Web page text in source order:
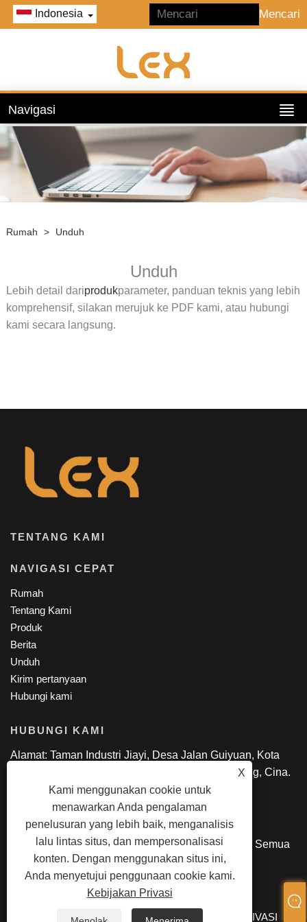
Indonesia
Navigasi
Rumah > Unduh
Unduh
Lebih detail dariprodukparameter, panduan teknis yang lebih
komprehensif, silakan merujuk ke PDF kami, atau hubungi
kami secara langsung.
X
Kami menggunakan cookie untuk
menawarkan Anda pengalaman
penelusuran yang lebih baik, menganalisis
lalu lintas situs, dan mempersonalisasi
konten. Dengan menggunakan situs ini,
Anda menyetujui penggunaan cookie kami.
Kebijakan Privasi
TENTANG KAMI
NAVIGASI CEPAT
Rumah
Tentang Kami
Produk
Berita
Unduh
Kirim pertanyaan
Hubungi kami
HUBUNGI KAMI
Alamat: Taman Industri Jiayi, Desa Jalan Guiyuan, Kota
Guanlan, Distrik Longhua, Shen Zhen, GuangDong, Cina.
Telp: +86-18818695085
manager@lexsmartcard.com
Hak Cipta © 2022 Shenzhen Lex Smart Co., Ltd. Semua
hak Dilindungi Undang-undang.
SITEMAP XML KEBIJAKAN PRIVASI